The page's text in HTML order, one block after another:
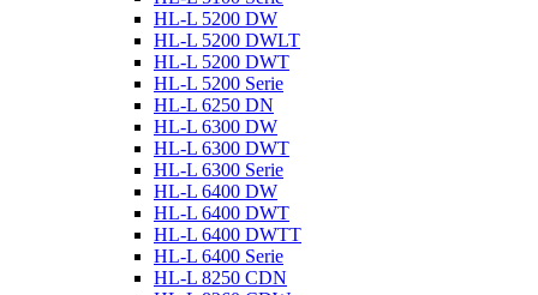
HL-L 5200 DW
HL-L 5200 DWLT
HL-L 5200 DWT
HL-L 5200 Serie
HL-L 6250 DN
HL-L 6300 DW
HL-L 6300 DWT
HL-L 6300 Serie
HL-L 6400 DW
HL-L 6400 DWT
HL-L 6400 DWTT
HL-L 6400 Serie
HL-L 8250 CDN